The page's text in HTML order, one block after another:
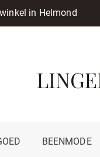
in Helmond
BEENMODE